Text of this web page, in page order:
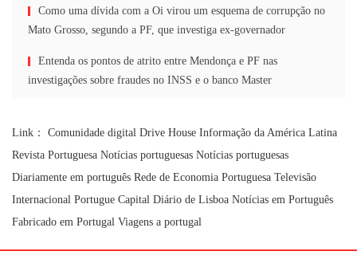
Como uma dívida com a Oi virou um esquema de corrupção no
Mato Grosso, segundo a PF, que investiga ex-governador
Entenda os pontos de atrito entre Mendonça e PF nas
investigações sobre fraudes no INSS e o banco Master
Link： Comunidade digital Drive House Informação da América Latina
Revista Portuguesa Notícias portuguesas Notícias portuguesas
Diariamente em português Rede de Economia Portuguesa Televisão
Internacional Portugue Capital Diário de Lisboa Notícias em Português
Fabricado em Portugal Viagens a portugal